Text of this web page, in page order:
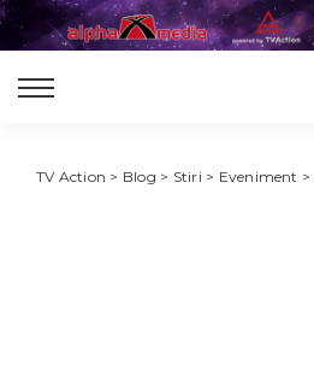
TV Action > Blog > Stiri > Eveniment >